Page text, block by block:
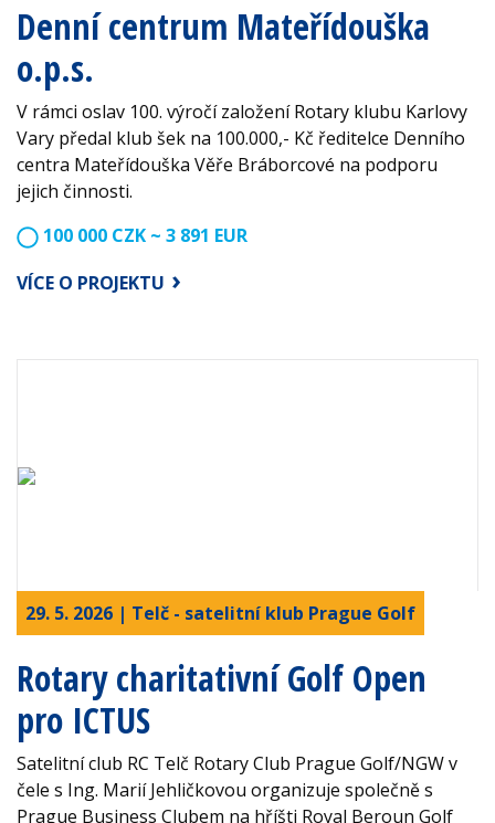
Denní centrum Mateřídouška
o.p.s.
V rámci oslav 100. výročí založení Rotary klubu Karlovy
Vary předal klub šek na 100.000,- Kč ředitelce Denního
centra Mateřídouška Věře Bráborcové na podporu
jejich činnosti.
100 000 CZK ~ 3 891 EUR
VÍCE O PROJEKTU
29. 5. 2026 | Telč - satelitní klub Prague Golf
Rotary charitativní Golf Open
pro ICTUS
Satelitní club RC Telč Rotary Club Prague Golf/NGW v
čele s Ing. Marií Jehličkovou organizuje společně s
Prague Business Clubem na hříšti Royal Beroun Golf